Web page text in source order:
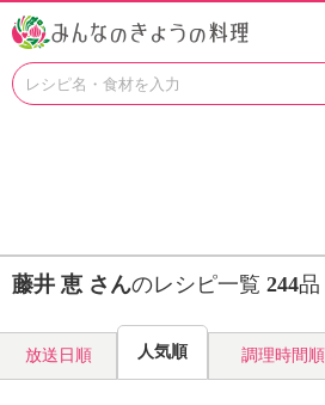
お
見
つ
よ
う
藤井 恵 さんのレシピ一覧 244品
放送日順 人気順 調理時間順